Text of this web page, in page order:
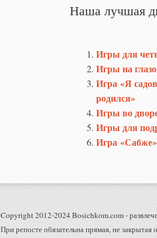
Наша лучшая
Игры для
Игры на
Игра «Я
родился»
Игры во
Игры для
Игра «Сабже»
Copyright 2012-2024 Bosichkom.com -
При репосте обязательна прямая, не